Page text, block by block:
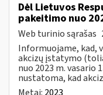
Dėl Lietuvos
pakeitimo nuo
Web turinio sąrašas
Informuojame, kad,
akcizų įstatymo
nuo 2023 m. vasario
nustatoma, kad
Metai: 2023